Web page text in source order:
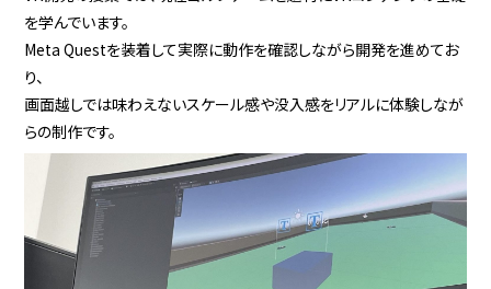
を学んでいます。
Meta Questを装着して実際に動作を確認しながら開発を進めてお
り、
画面越しでは味わえないスケール感や没入感をリアルに体験しなが
らの制作です。